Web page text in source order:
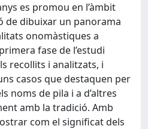
es promou en l’àmbit
de dibuixar un panorama
onomàstiques a
fase de l’estudi
recollits i analitzats, i
casos que destaquen per
noms de pila i a d’altres
amb la tradició. Amb
com el significat dels